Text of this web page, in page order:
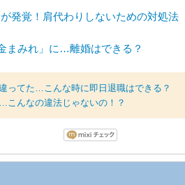
発覚！肩代わりしないための対処法
まみれ」に…離婚はできる？
ってた…こんな時に即日退職はできる？
こんなの違法じゃないの！？